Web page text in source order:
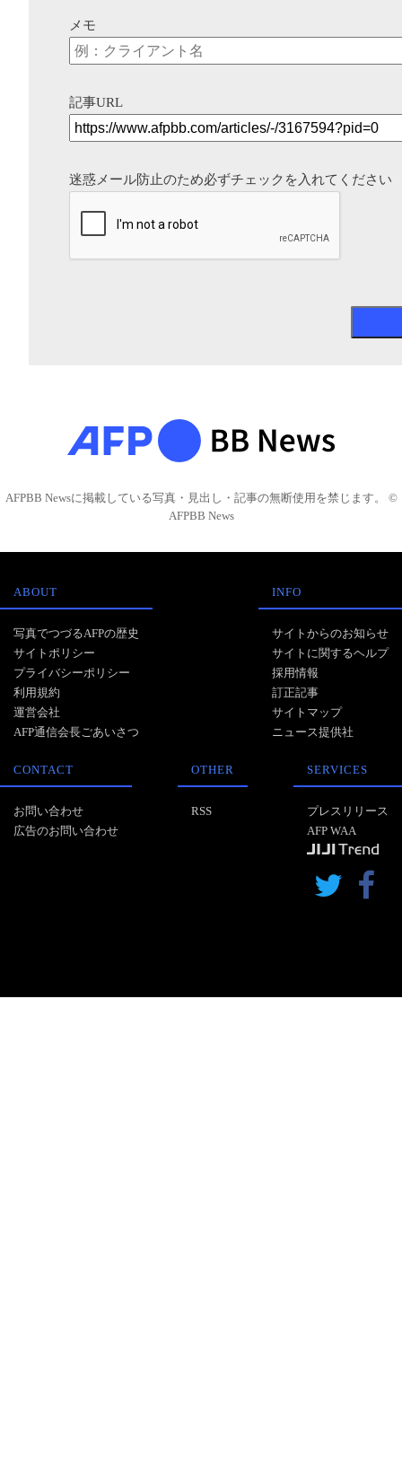
メモ
記事URL
迷惑メール防止のため必ずチェックを入れてください
AFPBB Newsに掲載している写真・見出し・記事の無断使用を禁じます。 ©
AFPBB News
ABOUT
写真でつづるAFPの歴史
サイトポリシー
プライバシーポリシー
利用規約
運営会社
AFP通信会長ごあいさつ
INFO
サイトからのお知らせ
サイトに関するヘルプ
採用情報
訂正記事
サイトマップ
ニュース提供社
CONTACT
お問い合わせ
広告のお問い合わせ
OTHER
RSS
SERVICES
プレスリリース
AFP WAA